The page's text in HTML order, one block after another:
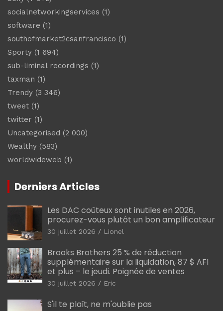
socialnetworkingservices (1)
software (1)
southofmarket2csanfrancisco (1)
Sporty (1 694)
sub-liminal recordings (1)
taxman (1)
Trendy (3 346)
tweet (1)
twitter (1)
Uncategorised (2 000)
Wealthy (583)
worldwideweb (1)
Derniers Articles
Les DAC coûteux sont inutiles en 2026,
procurez-vous plutôt un bon amplificateur
30 juillet 2026 Lionel
Brooks Brothers 25 % de réduction
supplémentaire sur la liquidation, 87 $ AF1
et plus – le jeudi. Poignée de ventes
30 juillet 2026 Eric
S'il te plaît, ne m'oublie pas